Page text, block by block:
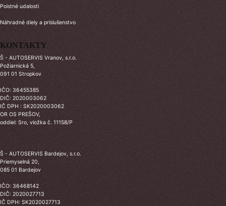
Poistné udalosti
Náhradné diely a príslušenstvo
KONTAKTY
Š - AUTOSERVIS Vranov, s.r.o.
Požiarnická 5,
091 01 Stropkov
IČO: 36455385
DIČ: 2020003062
IČ DPH : SK2020003062
OR OS PREŠOV,
oddiel: Sro, vložka č. 11158/P
Š - AUTOSERVIS Bardejov, s.r.o.
Priemyselná 20,
085 01 Bardejov
IČO: 36468142
DIČ: 2020027713
IČ DPH: SK2020027713